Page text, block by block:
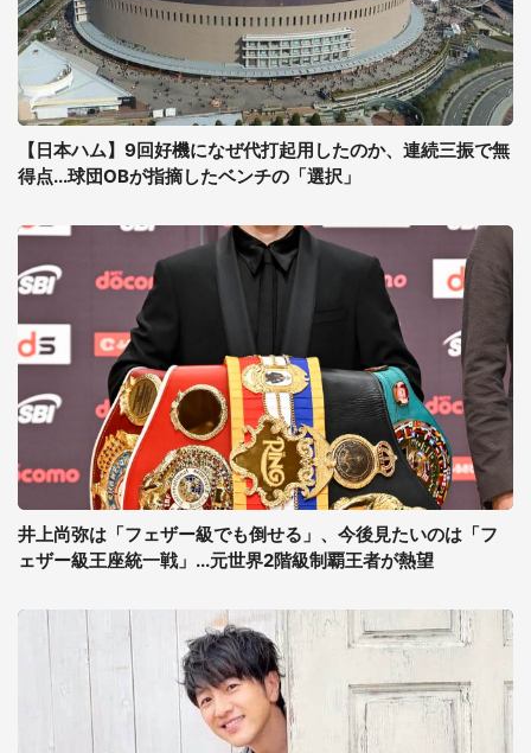
【日本ハム】9回好機になぜ代打起用したのか、連続三振で無
得点...球団OBが指摘したベンチの「選択」
井上尚弥は「フェザー級でも倒せる」、今後見たいのは「フ
ェザー級王座統一戦」...元世界2階級制覇王者が熱望